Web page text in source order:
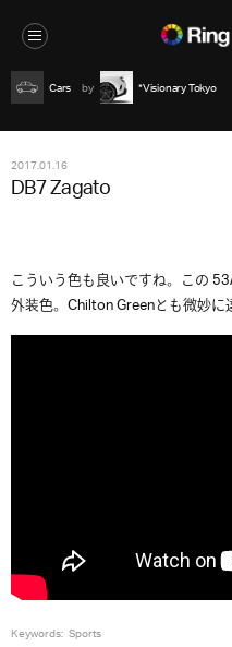
Cars *Visionary Tokyo
2017.01.16
DB7 Zagato
こういう色も良いですね。この
外装色。Chilton Greenとも微妙に
Keywords: Sports